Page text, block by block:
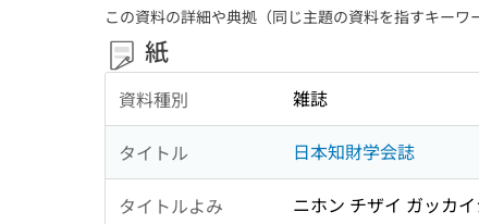
この資料の詳細や典拠（同じ主題の資料を指すキーワ
紙
資料種別 雑誌
タイトル 日本知財学会誌
タイトルよみ ニホン チザイ ガッカ